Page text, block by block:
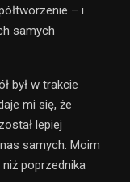
– i
samych
był w trakcie
mi się, że
lepiej
samych. Moim
poprzednika